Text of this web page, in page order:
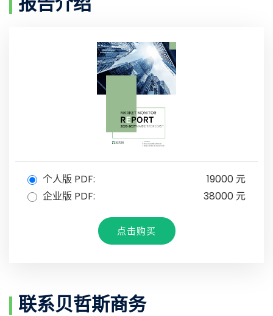
个人版 PDF:
19000 元
企业版 PDF:
38000 元
点击购买
联系贝哲斯商务